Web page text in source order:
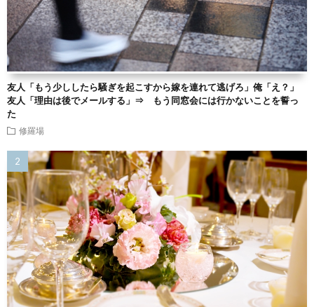
友人「もう少ししたら騒ぎを起こすから嫁を連れて逃げろ」俺「え？」
友人「理由は後でメールする」⇒ もう同窓会には行かないことを誓っ
た
修羅場